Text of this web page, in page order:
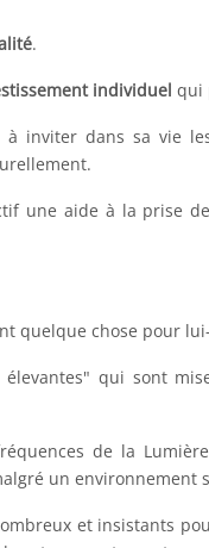
.
individuel qui
inviter dans sa vie
une aide à la prise
quelque chose pour
qui sont
de la
un environnement
et insistants